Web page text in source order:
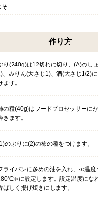
そ
作り方
り(240g)は12切れに切り、(A)のし
、みりん(大さじ1)、酒(大さじ1/2)
ます。
の種(40g)はフードプロセッサーに
きます。
のぶりに(2)の柿の種をつけます。
ライパンに多めの油を入れ、≪温
に設定します。設定温度にな
ばしく揚げ焼きにします。